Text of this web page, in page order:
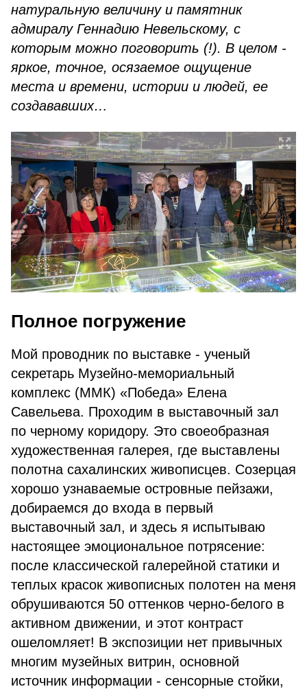
натуральную величину и памятник
адмиралу Геннадию Невельскому, с
которым можно поговорить (!). В целом -
яркое, точное, осязаемое ощущение
места и времени, истории и людей, ее
создававших…
Полное погружение
Мой проводник по выставке - ученый
секретарь Музейно-мемориальный
комплекс (ММК) «Победа» Елена
Савельева. Проходим в выставочный зал
по черному коридору. Это своеобразная
художественная галерея, где выставлены
полотна сахалинских живописцев. Созерцая
хорошо узнаваемые островные пейзажи,
добираемся до входа в первый
выставочный зал, и здесь я испытываю
настоящее эмоциональное потрясение:
после классической галерейной статики и
теплых красок живописных полотен на меня
обрушиваются 50 оттенков черно-белого в
активном движении, и этот контраст
ошеломляет! В экспозиции нет привычных
многим музейных витрин, основной
источник информации - сенсорные стойки,